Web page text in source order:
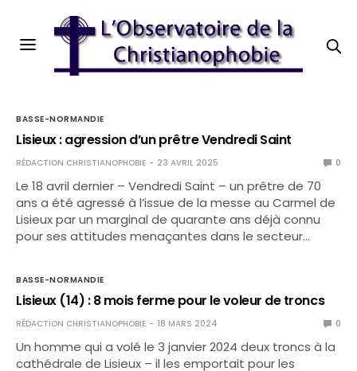
BASSE-NORMANDIE
Lisieux : agression d’un prêtre Vendredi Saint
RÉDACTION CHRISTIANOPHOBIE 23 AVRIL 2025 0
Le 18 avril dernier – Vendredi Saint – un prêtre de 70
ans a été agressé à l’issue de la messe au Carmel de
Lisieux par un marginal de quarante ans déjà connu
pour ses attitudes menaçantes dans le secteur…
BASSE-NORMANDIE
Lisieux (14) : 8 mois ferme pour le voleur de troncs
RÉDACTION CHRISTIANOPHOBIE 18 MARS 2024 0
Un homme qui a volé le 3 janvier 2024 deux troncs à la
cathédrale de Lisieux – il les emportait pour les